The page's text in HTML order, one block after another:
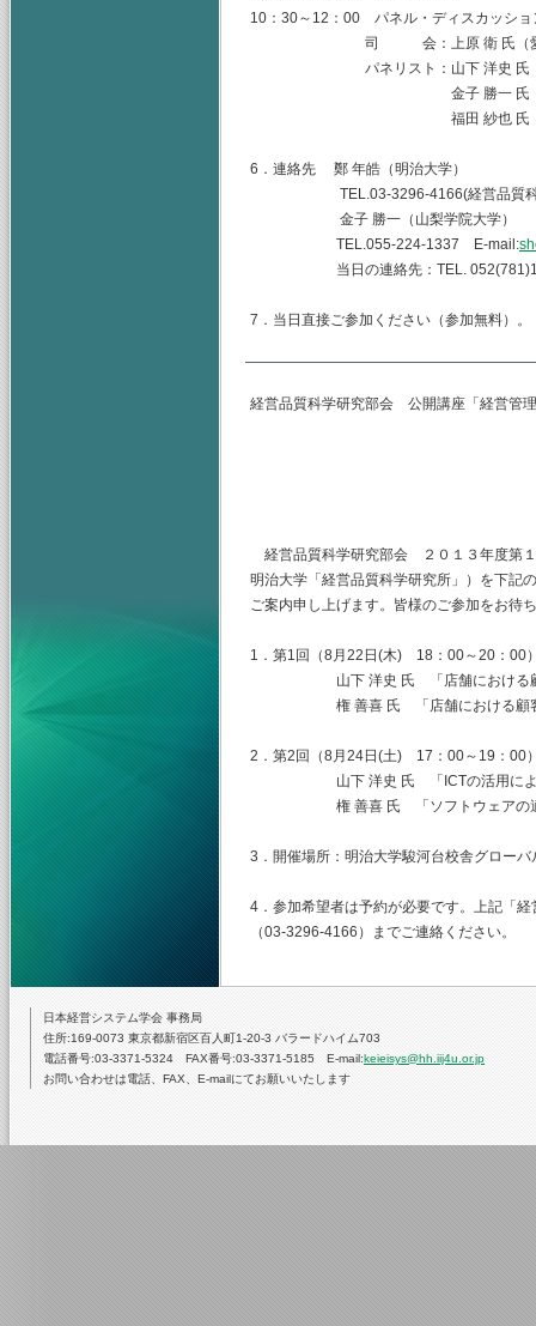
10：30～12：00 パネル・ディスカッショ
司 会：上原 衛 氏（愛知
パネリスト：山下 洋史 氏，権
金子 勝一 氏（山梨学
福田 紗也 氏（愛知淑
6．連絡先 鄭 年皓（明治大学）
TEL.03-3296-4166(経営品質科
金子 勝一（山梨学院大学）
TEL.055-224-1337 E-mail:
当日の連絡先：TEL. 052(781)1151
7．当日直接ご参加ください（参加無料）。
経営品質科学研究部会 公開講座「経営管
経営品質科学研究部会 ２０１３年度第
明治大学「経営品質科学研究所」）を下記
ご案内申し上げます。皆様のご参加をお待
1．第1回（8月22日(木) 18：00～20：00
山下 洋史 氏 「店舗における顧
権 善喜 氏 「店舗における顧客の
2．第2回（8月24日(土) 17：00～19：00
山下 洋史 氏 「ICTの活用による
権 善喜 氏 「ソフトウェアの適温
3．開催場所：明治大学駿河台校舎グロー
4．参加希望者は予約が必要です。上記「
（03‐3296‐4166）までご連絡ください。
日本経営システム学会 事務局
住所:169-0073 東京都新宿区百人町1-20-3 バラードハイム703
電話番号:03-3371-5324 FAX番号:03-3371-5185 E-mail:keieisys@hh.iij4u.or.jp
お問い合わせは電話、FAX、E-mailにてお願いいたします